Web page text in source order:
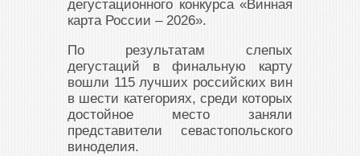
дегустационного конкурса «Винная
карта России – 2026».
По результатам слепых
дегустаций в финальную карту
вошли 115 лучших российских вин
в шести категориях, среди которых
достойное место заняли
представители севастопольского
виноделия.